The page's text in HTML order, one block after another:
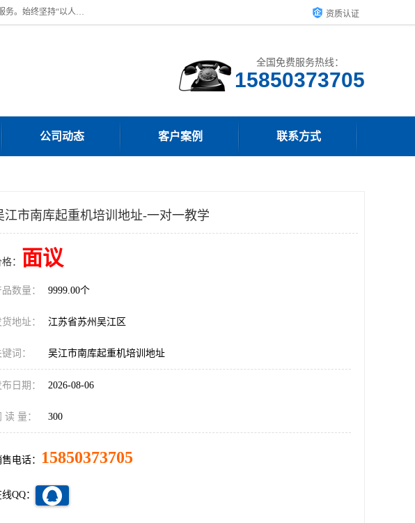
苏州宏远特种作业人员培训，提供：叉车培训、电焊工培训、电工培训、起重机培训、电梯培训、登高培训等服务苏州本地培训服务。始终坚持“以人为本，质量立校”的办学思想，以培养社会应用型人才为己任，明码收费，诚实守信，中途不收任何费用。随到随学，学会为止，一期未学会者免费再学，直到学会为止。 资质认证
全国免费服务热线：
15850373705
公司动态 客户案例 联系方式
江市南库起重机培训地址-一对一教学
： 面议
数量： 9999.00个
地址： 江苏省苏州吴江区
词： 吴江市南库起重机培训地址
日期： 2026-08-06
读 量： 300
电话： 15850373705
QQ：